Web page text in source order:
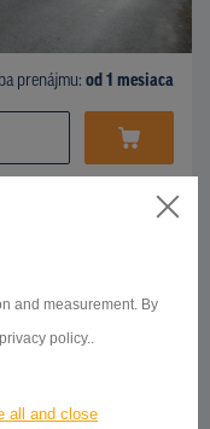
and measurement. By
policy..
all and close
prenájmu: od 1 mesiaca